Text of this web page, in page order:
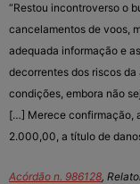
“Restou incontroverso o
cancelamentos de voos,
adequada informação e
decorrentes dos riscos
condições, embora não
[…] Merece confirmação,
2.000,00, a título de
Acórdão n. 986128,